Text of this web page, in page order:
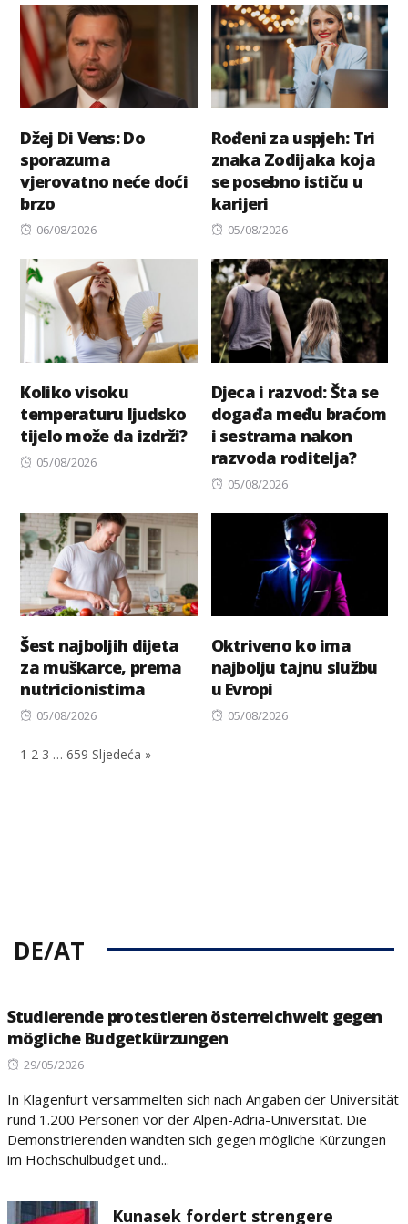
Džej Di Vens: Do
sporazuma
vjerovatno neće doći
brzo
Posted
06/08/2026
Rođeni za uspjeh: Tri
znaka Zodijaka koja
se posebno ističu u
karijeri
Posted
05/08/2026
Koliko visoku
temperaturu ljudsko
tijelo može da izdrži?
Posted
05/08/2026
Djeca i razvod: Šta se
događa među braćom
i sestrama nakon
razvoda roditelja?
Posted
05/08/2026
Šest najboljih dijeta
za muškarce, prema
nutricionistima
Posted
05/08/2026
Oktriveno ko ima
najbolju tajnu službu
u Evropi
Posted
05/08/2026
1 2 3 … 659 Sljedeća »
DE/AT
Studierende protestieren österreichweit gegen
mögliche Budgetkürzungen
Posted
29/05/2026
In Klagenfurt versammelten sich nach Angaben der Universität
rund 1.200 Personen vor der Alpen-Adria-Universität. Die
Demonstrierenden wandten sich gegen mögliche Kürzungen
im Hochschulbudget und...
Kunasek fordert strengere